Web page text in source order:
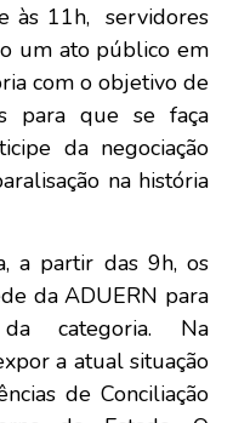
às 11h, servidores
um ato público em
com o objetivo de
para que se faça
da negociação
na história
a partir das 9h, os
da ADUERN para
categoria. Na
a atual situação
de Conciliação